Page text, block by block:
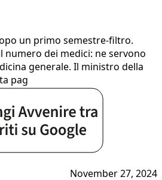
un primo semestre-filtro.
numero dei medici: ne servono
generale. Il ministro della
pag
November 27, 2024